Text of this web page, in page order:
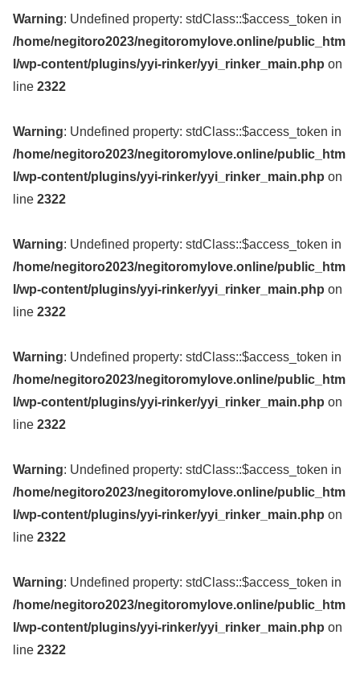
Warning: Undefined property: stdClass::$access_token in
/home/negitoro2023/negitoromylove.online/public_htm
l/wp-content/plugins/yyi-rinker/yyi_rinker_main.php on
line 2322
Warning: Undefined property: stdClass::$access_token in
/home/negitoro2023/negitoromylove.online/public_htm
l/wp-content/plugins/yyi-rinker/yyi_rinker_main.php on
line 2322
Warning: Undefined property: stdClass::$access_token in
/home/negitoro2023/negitoromylove.online/public_htm
l/wp-content/plugins/yyi-rinker/yyi_rinker_main.php on
line 2322
Warning: Undefined property: stdClass::$access_token in
/home/negitoro2023/negitoromylove.online/public_htm
l/wp-content/plugins/yyi-rinker/yyi_rinker_main.php on
line 2322
Warning: Undefined property: stdClass::$access_token in
/home/negitoro2023/negitoromylove.online/public_htm
l/wp-content/plugins/yyi-rinker/yyi_rinker_main.php on
line 2322
Warning: Undefined property: stdClass::$access_token in
/home/negitoro2023/negitoromylove.online/public_htm
l/wp-content/plugins/yyi-rinker/yyi_rinker_main.php on
line 2322